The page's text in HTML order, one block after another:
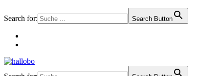
Search for: Search Button